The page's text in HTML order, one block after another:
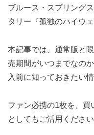
ブルース・スプリング
タリー『孤独のハイウ
本記事では、通常版と
売期間がいつまでなの
入前に知っておきたい
ファン必携の1枚を、買
としてもご活用ください